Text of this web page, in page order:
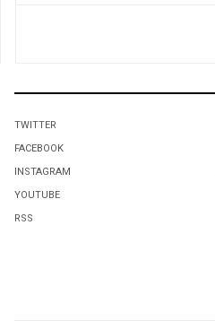
TWITTER
FACEBOOK
INSTAGRAM
YOUTUBE
RSS